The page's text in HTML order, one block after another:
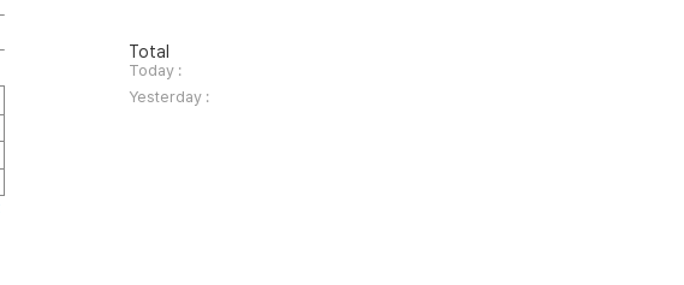
방
문
자
수
Total
Today :
Yesterday :